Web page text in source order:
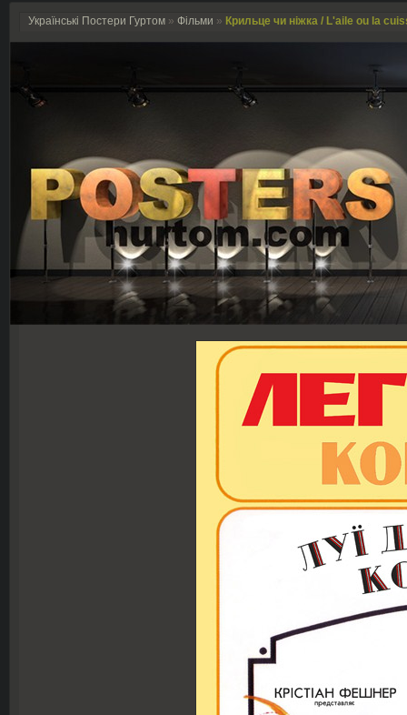
Українські Постери Гуртом » Фільми » Крильце чи ніжка / L'aile ou la